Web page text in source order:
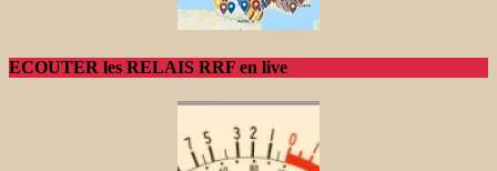
ECOUTER les RELAIS RRF en live